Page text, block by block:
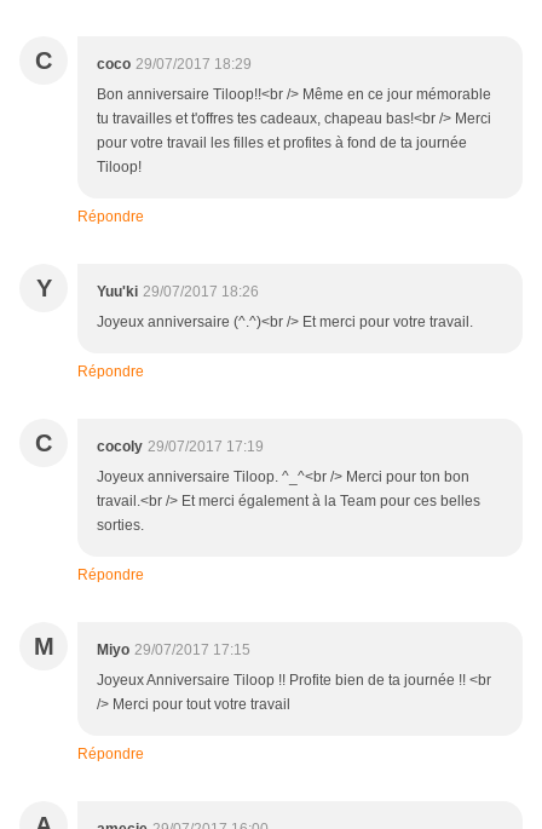
C coco 29/07/2017 18:29
Bon anniversaire Tiloop!!<br /> Même en ce jour mémorable
tu travailles et t'offres tes cadeaux, chapeau bas!<br /> Merci
pour votre travail les filles et profites à fond de ta journée
Tiloop!
Répondre
Y Yuu'ki 29/07/2017 18:26
Joyeux anniversaire (^.^)<br /> Et merci pour votre travail.
Répondre
C cocoly 29/07/2017 17:19
Joyeux anniversaire Tiloop. ^_^<br /> Merci pour ton bon
travail.<br /> Et merci également à la Team pour ces belles
sorties.
Répondre
M Miyo 29/07/2017 17:15
Joyeux Anniversaire Tiloop !! Profite bien de ta journée !! <br
/> Merci pour tout votre travail
Répondre